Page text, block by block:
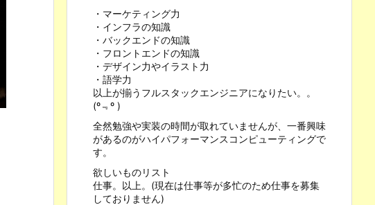
・マーケティング力
・インフラの知識
・バックエンドの知識
・フロントエンドの知識
・デザイン力やイラスト力
・語学力
以上が揃うフルスタックエンジニアになりたい。。
(º﹃º )
全然勉強や実装の時間が取れていませんが、一番興味
があるのがハイパフォーマンスコンピューティングで
す。
欲しいものリスト
仕事。以上。(現在は仕事等が多忙のため仕事を募集
しておりません)